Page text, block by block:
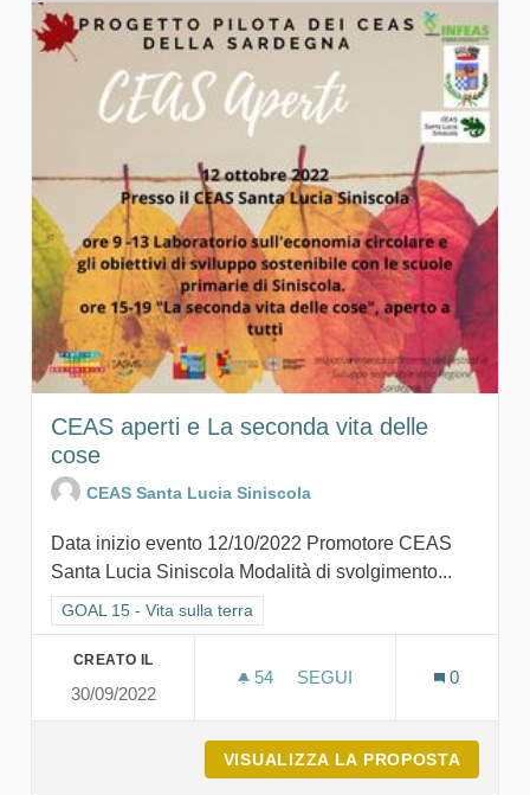
CEAS aperti e La seconda vita delle
cose
CEAS Santa Lucia Siniscola
Data inizio evento 12/10/2022 Promotore CEAS
Santa Lucia Siniscola Modalità di svolgimento...
Filtra i risultati per categoria: GOAL 15 - Vita sulla terra
GOAL 15 - Vita sulla terra
CREATO IL
30/09/2022
54 54 SOSTENITORI
SEGUI
0
VISUALIZZA LA PROPOSTA